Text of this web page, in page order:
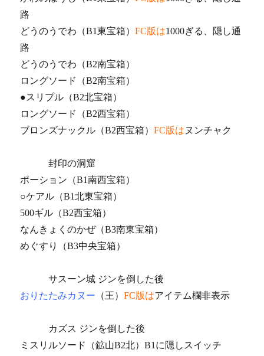
路
どうのうでわ（B1東宝箱）FC版は1000ぎる、隠し通
路
どうのうでわ（B2南宝箱）
ロングソード（B2南宝箱）
●スリプル（B2北宝箱）
ロングソード（B2西宝箱）
ブロンズナックル（B2西宝箱）FC版は ヌンチャク
封印の洞窟
ポーション（B1南西宝箱）
○ケアル（B1北東宝箱）
500ギル（B2西宝箱）
なんきょくのかぜ（B3南東宝箱）
めぐすり（B3中央宝箱）
サスーン城 ジンを倒した後
おりたたみカヌー （王）FC版はアイテム欄非表示
カズス ジンを倒した後
ミスリルソード（鉱山B2北）B1に隠しスイッチ